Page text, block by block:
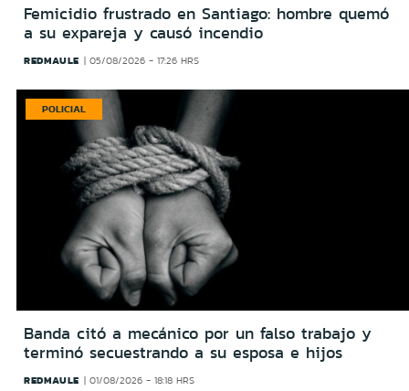
Femicidio frustrado en Santiago: hombre quemó
a su expareja y causó incendio
REDMAULE 05/08/2026 - 17:26 HRS
POLICIAL
Banda citó a mecánico por un falso trabajo y
terminó secuestrando a su esposa e hijos
REDMAULE 01/08/2026 - 18:18 HRS